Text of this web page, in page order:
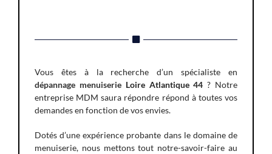
Vous êtes à la recherche d’un spécialiste en
dépannage menuiserieLoire Atlantique 44 ? Notre
entreprise MDM saura répondre répond à toutes vos
demandes en fonction de vos envies.
Dotés d’une expérience probante dans le domaine de
menuiserie, nous mettons tout notre-savoir-faire au